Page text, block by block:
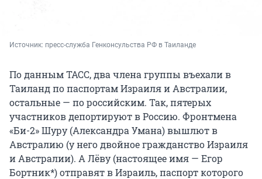
Источник: пресс-служба Генконсульства РФ в Таиланде
По данным ТАСС, два члена группы въехали в
Таиланд по паспортам Израиля и Австралии,
остальные — по российским. Так, пятерых
участников депортируют в Россию. Фронтмена
«Би-2» Шуру (Александра Умана) вышлют в
Австралию (у него двойное гражданство Израиля
и Австралии). А Лёву (настоящее имя — Егор
Бортник*) отправят в Израиль, паспорт которого